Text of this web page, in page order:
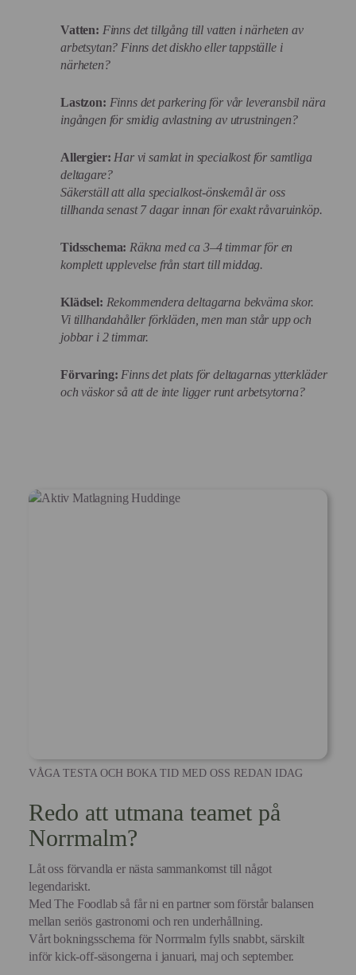
Vatten: Finns det tillgång till vatten i närheten av
arbetsytan? Finns det diskho eller tappställe i
närheten?
Lastzon: Finns det parkering för vår leveransbil nära
ingången för smidig avlastning av utrustningen?
Allergier: Har vi samlat in specialkost för samtliga
deltagare?
Säkerställ att alla specialkost-önskemål är oss
tillhanda senast 7 dagar innan för exakt råvaruinköp.
Tidsschema: Räkna med ca 3–4 timmar för en
komplett upplevelse från start till middag.
Klädsel: Rekommendera deltagarna bekväma skor.
Vi tillhandahåller förkläden, men man står upp och
jobbar i 2 timmar.
Förvaring: Finns det plats för deltagarnas ytterkläder
och väskor så att de inte ligger runt arbetsytorna?
VÅGA TESTA OCH BOKA TID MED OSS REDAN IDAG
Redo att utmana teamet på
Norrmalm?
Låt oss förvandla er nästa sammankomst till något
legendariskt.
Med The Foodlab så får ni en partner som förstår balansen
mellan seriös gastronomi och ren underhållning.
Vårt bokningsschema för Norrmalm fylls snabbt, särskilt
inför kick-off-säsongerna i januari, maj och september.